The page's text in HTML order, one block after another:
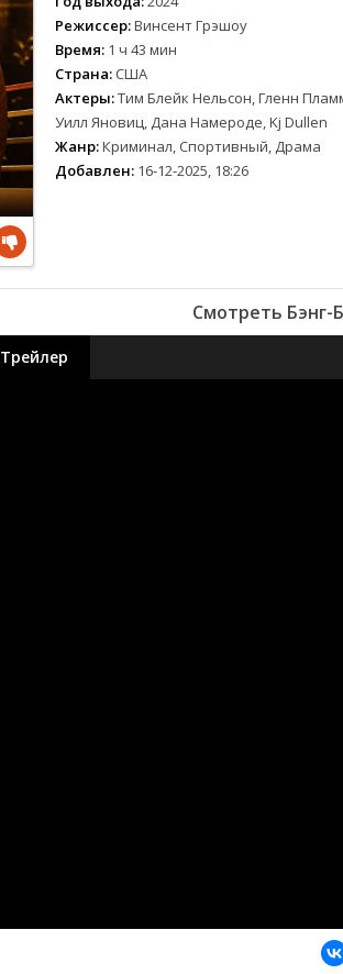
Режиссер:Винсент Грэшоу
Время: 1 ч 43 мин
Страна: США
Актеры:Тим Блейк Нельсон, Гленн
Уилл Яновиц, Дана Намероде, Kj Dullen
Жанр:Криминал, Спортивный, Драма
Добавлен: 16-12-2025, 18:26
Смотреть Бэнг-
Трейлер